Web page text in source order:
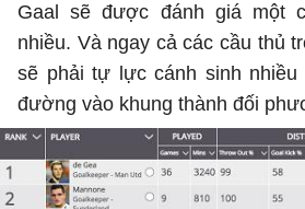
Gaal sẽ được đánh giá một
nhiều. Và ngay cả các cầu thủ
sẽ phải tự lực cánh sinh
đường vào khung thành đối